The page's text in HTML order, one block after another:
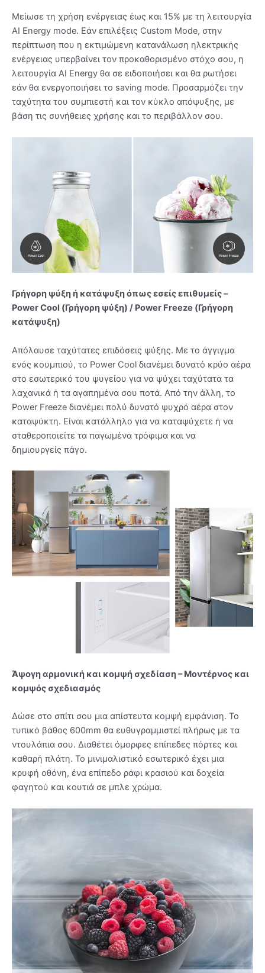
Μείωσε τη χρήση ενέργειας έως και 15% με τη λειτουργία
AI Energy mode. Εάν επιλέξεις Custom Mode, στην
περίπτωση που η εκτιμώμενη κατανάλωση ηλεκτρικής
ενέργειας υπερβαίνει τον προκαθορισμένο στόχο σου, η
λειτουργία AI Energy θα σε ειδοποιήσει και θα ρωτήσει
εάν θα ενεργοποιήσει το saving mode. Προσαρμόζει την
ταχύτητα του συμπιεστή και τον κύκλο απόψυξης, με
βάση τις συνήθειες χρήσης και το περιβάλλον σου.
Γρήγορη ψύξη ή κατάψυξη όπως εσείς επιθυμείς –
Power Cool (Γρήγορη ψύξη) / Power Freeze (Γρήγορη
κατάψυξη)
Απόλαυσε ταχύτατες επιδόσεις ψύξης. Με το άγγιγμα
ενός κουμπιού, το Power Cool διανέμει δυνατό κρύο αέρα
στο εσωτερικό του ψυγείου για να ψύχει ταχύτατα τα
λαχανικά ή τα αγαπημένα σου ποτά. Από την άλλη, το
Power Freeze διανέμει πολύ δυνατό ψυχρό αέρα στον
καταψύκτη. Είναι κατάλληλο για να καταψύχετε ή να
σταθεροποιείτε τα παγωμένα τρόφιμα και να
δημιουργείς πάγο.
Άψογη αρμονική και κομψή σχεδίαση – Μοντέρνος και
κομψός σχεδιασμός
Δώσε στο σπίτι σου μια απίστευτα κομψή εμφάνιση. Το
τυπικό βάθος 600mm θα ευθυγραμμιστεί πλήρως με τα
ντουλάπια σου. Διαθέτει όμορφες επίπεδες πόρτες και
καθαρή πλάτη. Το μινιμαλιστικό εσωτερικό έχει μια
κρυφή οθόνη, ένα επίπεδο ράφι κρασιού και δοχεία
φαγητού και κουτιά σε μπλε χρώμα.